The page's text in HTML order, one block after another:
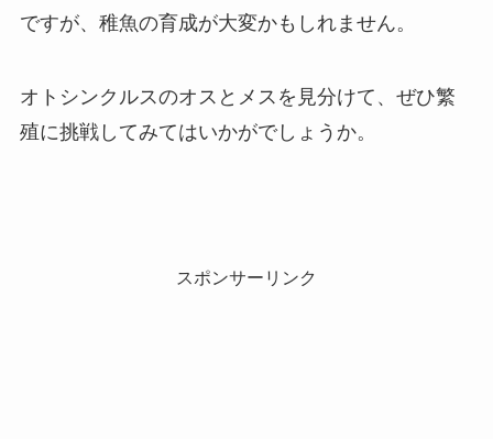
ですが、稚魚の育成が大変かもしれません。
オトシンクルスのオスとメスを見分けて、ぜひ繁
殖に挑戦してみてはいかがでしょうか。
スポンサーリンク